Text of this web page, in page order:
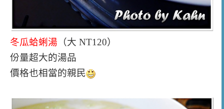
冬瓜蛤蜊湯 （大 NT120）
份量超大的湯品
價格也相當的親民